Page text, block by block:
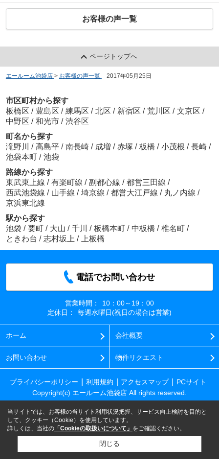
お客様の声一覧
ページトップへ
エールーム池袋店 > お客様の声一覧 2017年05月25日
市区町村から探す
板橋区 / 豊島区 / 練馬区 / 北区 / 新宿区 / 荒川区 / 文京区 /
中野区 / 和光市 / 渋谷区
町名から探す
滝野川 / 高島平 / 南長崎 / 成増 / 赤塚 / 板橋 / 小茂根 / 長崎 /
池袋本町 / 池袋
路線から探す
東武東上線 / 有楽町線 / 副都心線 / 都営三田線 /
西武池袋線 / 山手線 / 埼京線 / 都営大江戸線 / 丸ノ内線 /
京浜東北線
駅から探す
池袋 / 要町 / 大山 / 千川 / 板橋本町 / 中板橋 / 椎名町 /
ときわ台 / 志村坂上 / 上板橋
電話でお問い合わせ
営業時間：
10：00～19：00
定休日：
毎週水曜日(祝日の場合は営業)
ホーム 会社概要
お問い合わせ 物件リクエスト
プライバシーポリシー 利用規約 アクセスマップ
PCサイト
Copyright(c) エールーム池袋店 All rights reserved.
当サイトでは、お客様の当サイト利用状況把握、サービス向上検討を目的と
して、クッキー（Cookie）を使用しています。
詳しくは、当社の 「Cookieの取扱いについて」 をご確認ください。
閉じる